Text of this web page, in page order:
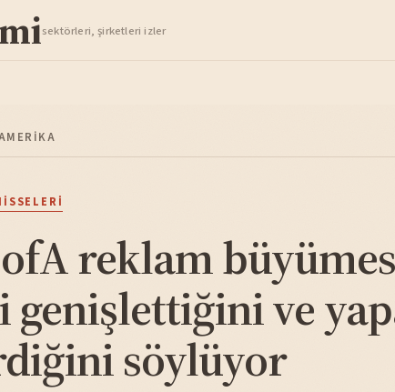
sektörleri, şirketleri izler
reklam
ve
söylüyor